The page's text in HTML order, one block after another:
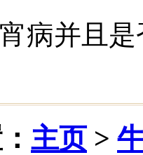
病并且
主页>